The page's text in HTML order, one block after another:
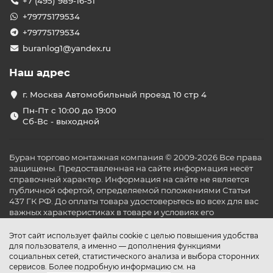
экономичными.
Основные категории продуктов
В ассортименте бренда Funai представлено несколько
условий эксплуатации:
Инверторные кондиционеры — это модели,
мощность в зависимости от температуры в
помещении. Они более энергоэффективны и
использования в спальнях и офисах.
On/Off модели— это традиционные
кондиционеры, которые включаются и
выключаются при достижении заданной
температуры. Они подходят для пользователей,
которые не предъявляют особых требований к
постоянной регулировке температуры и ценят
доступную цену.
Функционал и технологии
Этот сайт использует файлы cookie с целью повышения удобства
для пользователя, а именно — дополнения функциями
социальных сетей, статистического анализа и выбора сторонних
сервисов. Более подробную информацию см. на
+79775179534
+79775179534
buranlog1@yandex.ru
Наш адрес
г. Москва Автомобильный проезд 10 стр 4
Пн-Пт с 10:00 до 19:00
Сб-Вс - выходной
Буран торгово монтажная компания © 2009-2026 Все права
защищены. Предоставленная на сайте информация несёт
справочный характер. Информация на сайте не является
публичной офертой, определяемой положениями Статьи
437 ГК РФ. До оплаты товара удостоверьтесь во всех для вас
важных характеристиках в товаре и условиях его